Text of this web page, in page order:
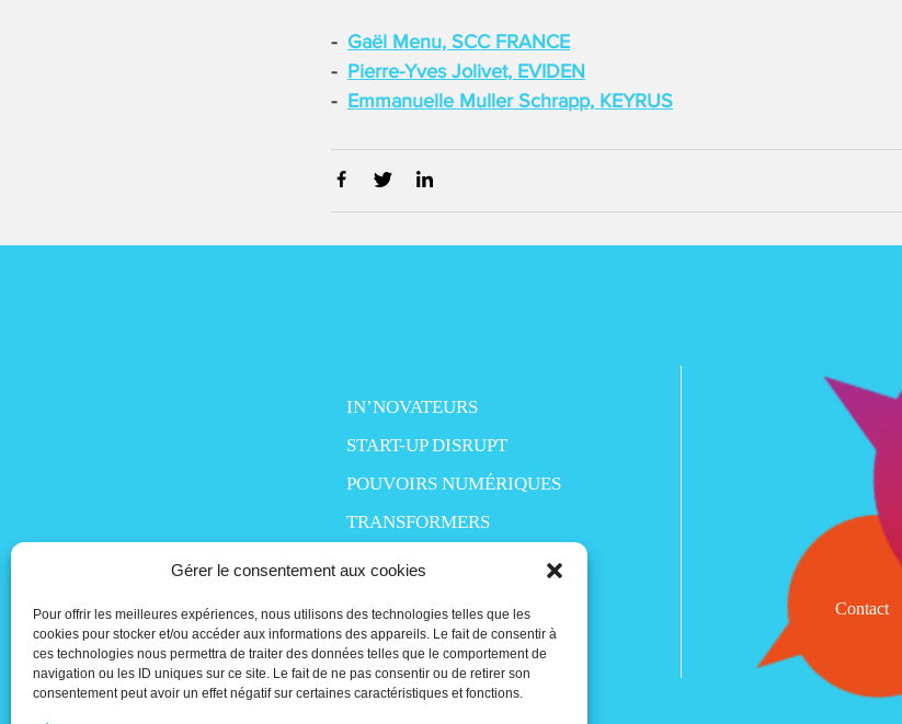
Gérer le consentement aux cookies
Pour offrir les meilleures expériences, nous utilisons des technologies telles que les
cookies pour stocker et/ou accéder aux informations des appareils. Le fait de consentir à
ces technologies nous permettra de traiter des données telles que le comportement de
navigation ou les ID uniques sur ce site. Le fait de ne pas consentir ou de retirer son
consentement peut avoir un effet négatif sur certaines caractéristiques et fonctions.
Gaël Menu, SCC FRANCE
Pierre-Yves Jolivet, EVIDEN
Emmanuelle Muller Schrapp, KEYRUS
IN’NOVATEURS
START-UP DISRUPT
POUVOIRS NUMÉRIQUES
TRANSFORMERS
SMART LIFE
PEOPLE IN TECH
Contact